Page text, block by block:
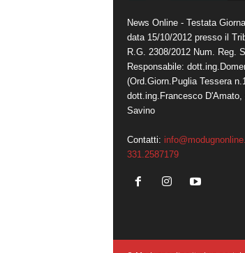
News Online - Testata
data 15/10/2012 presso il
R.G. 2308/2012 Num. Reg.
Responsabile:
(Ord.Giorn.Puglia Tessera
dott.ing.Francesco
Savino
Contatti:
331.2587179